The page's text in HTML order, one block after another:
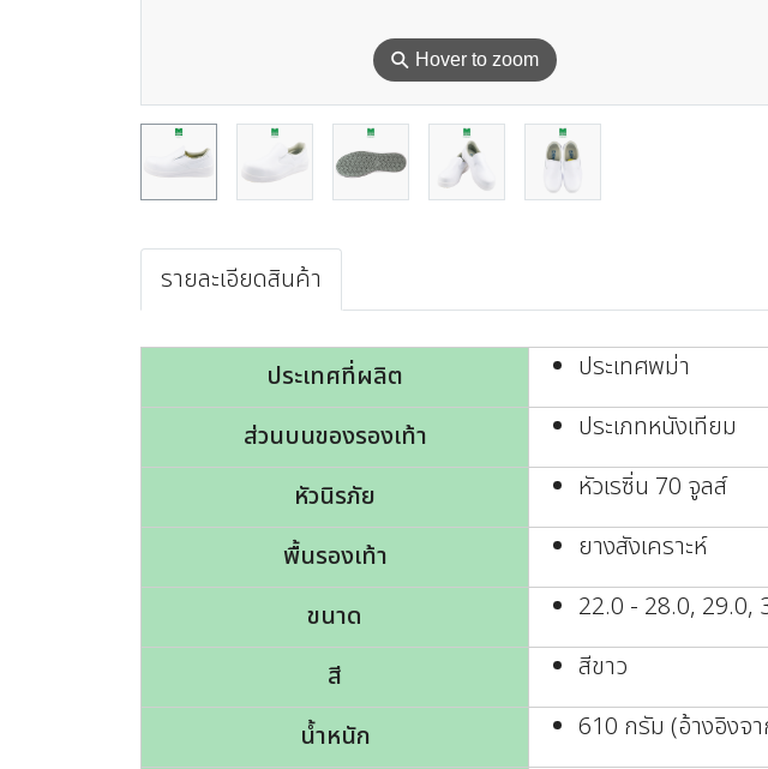
⚲ Hover to zoom
รายละเอียดสินค้า
ประเทศที่ผลิต
ประเทศพม่า
ส่วนบนของรองเท้า
ประเภทหนังเทียม
หัวนิรภัย
หัวเรซิ่น 70 จูลส์
พื้นรองเท้า
ยางสังเคราะห์
ขนาด
22.0 - 28.0, 29.0,
สี
สีขาว
น้ำหนัก
610 กรัม (อ้างอิงจ